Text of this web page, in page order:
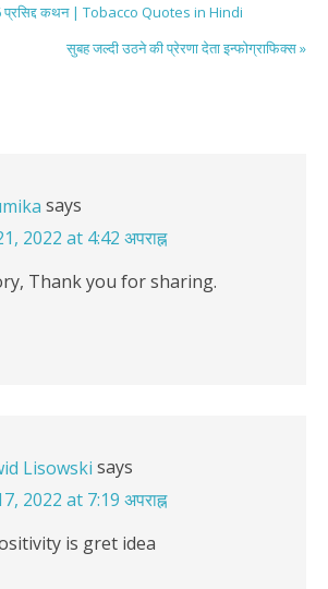
प्रसिद्द कथन | Tobacco Quotes in Hindi
सुबह जल्दी उठने की प्रेरणा देता इन्फोग्राफिक्स »
says
2022 at 4:42 अपराह्न
Thank you for sharing.
Lisowski says
2022 at 7:19 अपराह्न
is gret idea